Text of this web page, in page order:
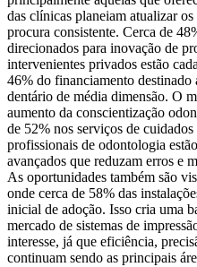
das clínicas planeiam atualizar
procura consistente. Cerca de
direcionados para inovação de
intervenientes privados estão
46% do financiamento destinado
dentário de média dimensão. O
aumento da conscientização
de 52% nos serviços de
profissionais de odontologia
avançados que reduzam erros e
As oportunidades também são
onde cerca de 58% das
inicial de adoção. Isso cria uma
mercado de sistemas de
interesse, já que eficiência,
continuam sendo as principais